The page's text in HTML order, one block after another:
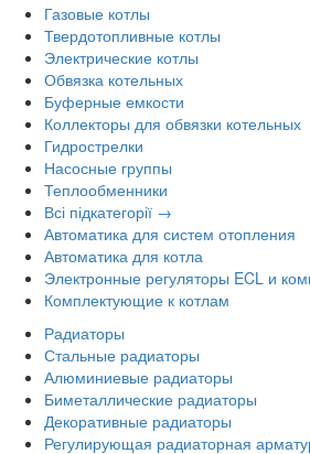
Газовые котлы
Твердотопливные котлы
Электрические котлы
Обвязка котельных
Буферные емкости
Коллекторы для обвязки котельных
Гидрострелки
Насосные группы
Теплообменники
Всі підкатегорії →
Автоматика для систем отопления
Автоматика для котла
Электронные регуляторы ECL и
Комплектующие к котлам
Радиаторы
Стальные радиаторы
Алюминиевые радиаторы
Биметаллические радиаторы
Декоративные радиаторы
Регулирующая радиаторная